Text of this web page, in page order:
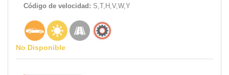
Código de velocidad: S,T,H,V,W,Y
No Disponible